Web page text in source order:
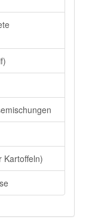
Kartoffeln)